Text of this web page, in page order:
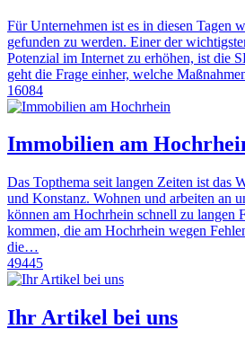
Für Unternehmen ist es in diesen Tagen
gefunden zu werden. Einer der
Potenzial im Internet zu erhöhen, ist die
geht die Frage einher, welche
16084
Immobilien am
Das Topthema seit langen Zeiten ist das
und Konstanz. Wohnen und arbeiten an
können am Hochrhein schnell zu langen
kommen, die am Hochrhein wegen
die…
49445
Ihr Artikel bei uns